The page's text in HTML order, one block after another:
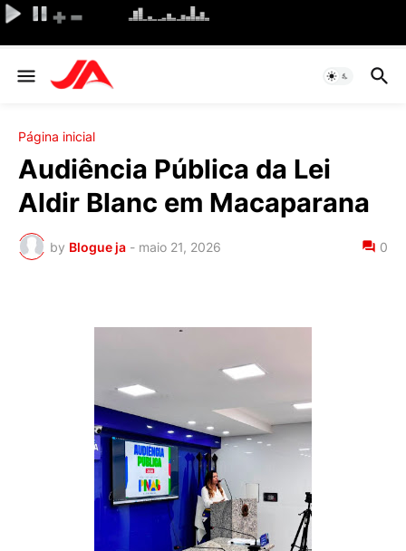
Página inicial
Audiência Pública da Lei
Aldir Blanc em Macaparana
by Blogue ja - maio 21, 2026 0